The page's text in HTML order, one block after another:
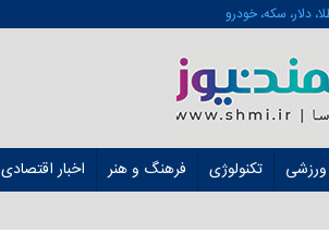
دلار، سکه، خودرو
تکنولوژی فرهنگ و هنر اخبار اقتصادی